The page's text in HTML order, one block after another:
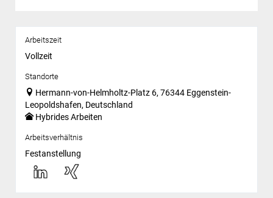
Arbeitszeit
Vollzeit
Standorte
Hermann-von-Helmholtz-Platz 6, 76344 Eggenstein-
Leopoldshafen, Deutschland
Hybrides Arbeiten
Arbeitsverhältnis
Festanstellung